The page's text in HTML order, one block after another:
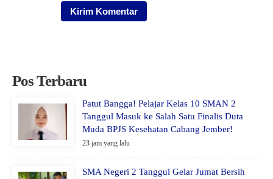
Pos Terbaru
Patut Bangga! Pelajar Kelas 10 SMAN 2
Tanggul Masuk ke Salah Satu Finalis Duta
Muda BPJS Kesehatan Cabang Jember!
23 jam yang lalu
SMA Negeri 2 Tanggul Gelar Jumat Bersih